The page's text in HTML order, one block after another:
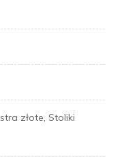
złote, Stoliki